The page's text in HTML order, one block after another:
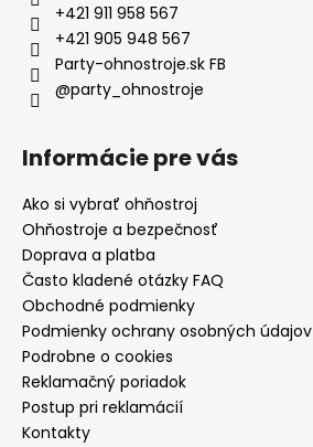
+421 911 958 567
+421 905 948 567
Party-ohnostroje.sk FB
@party_ohnostroje
Informácie pre vás
Ako si vybrať ohňostroj
Ohňostroje a bezpečnosť
Doprava a platba
Často kladené otázky FAQ
Obchodné podmienky
Podmienky ochrany osobných údajov
Podrobne o cookies
Reklamačný poriadok
Postup pri reklamácií
Kontakty